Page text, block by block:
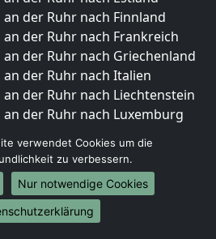
der Ruhr nach Finnland
der Ruhr nach Frankreich
der Ruhr nach Griechenland
der Ruhr nach Italien
der Ruhr nach Liechtenstein
der Ruhr nach Luxemburg
der Ruhr nach Norwegen
der Ruhr nach Berlin
verwendet Cookies um die
zu verbessern.
Nur notwendige Cookies